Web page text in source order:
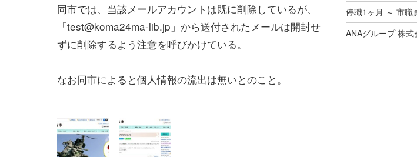
同市では、当該メールアカウントは既に削除しているが、
「test@koma24ma-lib.jp」から送付されたメールは開封せ
ずに削除するよう注意を呼びかけている。
なお同市によると個人情報の流出は無いとのこと。